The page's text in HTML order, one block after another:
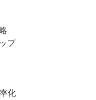
プ
化